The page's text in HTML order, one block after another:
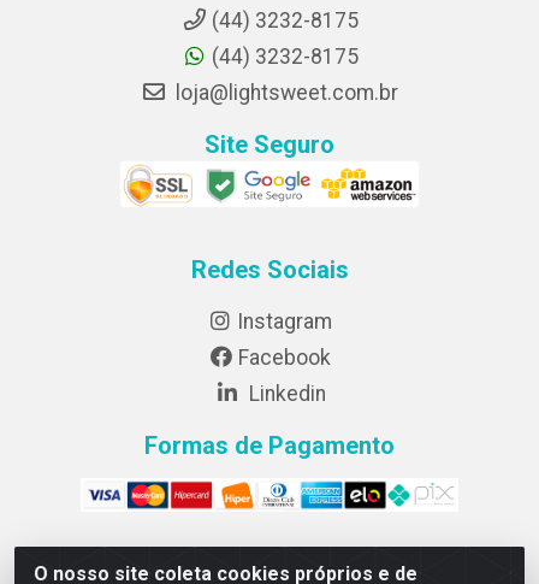
O nosso site coleta cookies próprios e de
(44) 3232-8175
(44) 3232-8175
loja@lightsweet.com.br
Site Seguro
Redes Sociais
Instagram
Facebook
Linkedin
Formas de Pagamento